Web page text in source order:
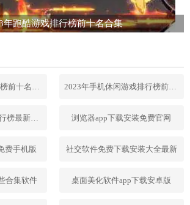
年跑酷游戏排行榜前十名合集
2023年手机休闲游戏排行榜前十名
浏览器app下载安装免费官网
费手机版 社交软件免费下载安装大全最新
合集软件 桌面美化软件app下载安卓版